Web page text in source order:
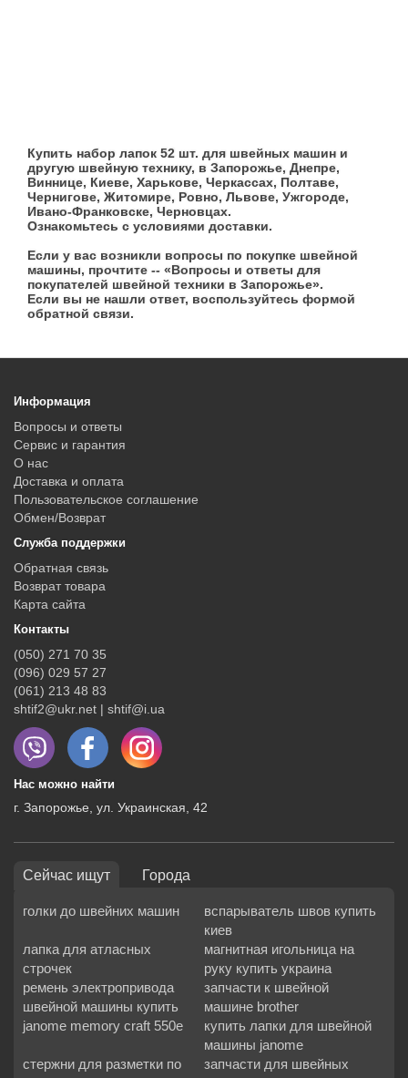
Купить набор лапок 52 шт. для швейных машин и
другую швейную технику, в Запорожье, Днепре,
Виннице, Киеве, Харькове, Черкассах, Полтаве,
Чернигове, Житомире, Ровно, Львове, Ужгороде,
Ивано-Франковске, Черновцах.
Ознакомьтесь с условиями доставки.
Если у вас возникли вопросы по покупке швейной
машины, прочтите -- «Вопросы и ответы для
покупателей швейной техники в Запорожье».
Если вы не нашли ответ, воспользуйтесь формой
обратной связи.
Информация
Вопросы и ответы
Сервис и гарантия
О нас
Доставка и оплата
Пользовательское соглашение
Обмен/Возврат
Служба поддержки
Обратная связь
Возврат товара
Карта сайта
Контакты
(050) 271 70 35
(096) 029 57 27
(061) 213 48 83
shtif2@ukr.net | shtif@i.ua
Нас можно найти
г. Запорожье, ул. Украинская, 42
Сейчас ищут Города
голки до швейних машин
вспарыватель швов купить
киев
лапка для атласных
строчек
магнитная игольница на
руку купить украина
ремень электропривода
швейной машины купить
запчасти к швейной
машине brother
janome memory craft 550e
купить лапки для швейной
машины janome
стержни для разметки по
запчасти для швейных